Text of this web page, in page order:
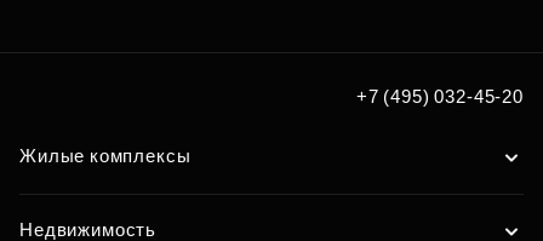
+7 (495) 032-45-20
Жилые комплексы
Недвижимость